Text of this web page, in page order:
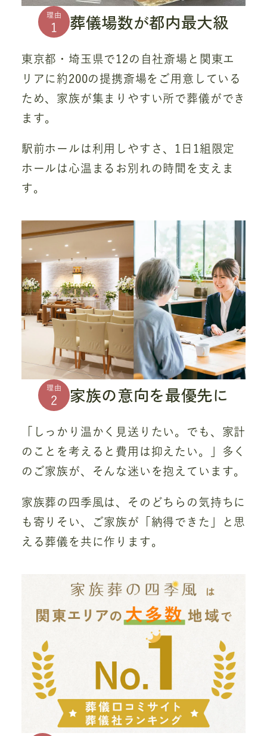
理由
1 葬儀場数が都内最大級
東京都・埼玉県で12の自社斎場と関東エ
リアに約200の提携斎場をご用意している
ため、家族が集まりやすい所で葬儀ができ
ます。
駅前ホールは利用しやすさ、1日1組限定
ホールは心温まるお別れの時間を支えま
す。
理由
2 家族の意向を最優先に
「しっかり温かく見送りたい。でも、家計
のことを考えると費用は抑えたい。」多く
のご家族が、そんな迷いを抱えています。
家族葬の四季風は、そのどちらの気持ちに
も寄りそい、ご家族が「納得できた」と思
える葬儀を共に作ります。